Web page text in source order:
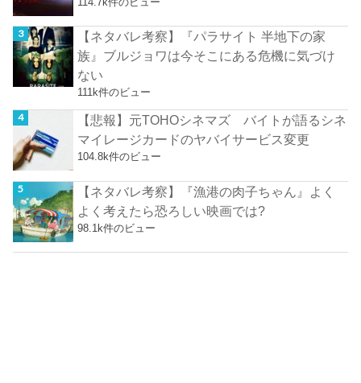
【ネタバレ考察】『パラサイト 半地下の家
族』ブルジョワは今そこにある危機に気づけ
ない
111k件のビュー
【悲報】元TOHOシネマズ バイトが語るシネ
マイレージカードのヤバイサービス変更
104.8k件のビュー
【ネタバレ考察】『漁港の肉子ちゃん』よく
よく考えたら恐ろしい映画では?
98.1k件のビュー